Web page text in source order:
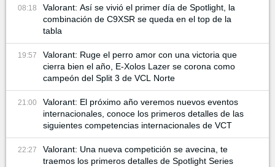
08:18
Valorant: Así se vivió el primer día de Spotlight, la
combinación de C9XSR se queda en el top de la
tabla
19:57
Valorant: Ruge el perro amor con una victoria que
cierra bien el año, E-Xolos Lazer se corona como
campeón del Split 3 de VCL Norte
21:00
Valorant: El próximo año veremos nuevos eventos
internacionales, conoce los primeros detalles de las
siguientes competencias internacionales de VCT
22:27
Valorant: Una nueva competición se avecina, te
traemos los primeros detalles de Spotlight Series